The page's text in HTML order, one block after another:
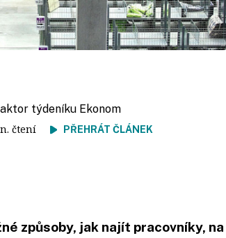
týdeníku Ekonom
čtení PŘEHRÁT ČLÁNEK
způsoby, jak najít pracovníky, na